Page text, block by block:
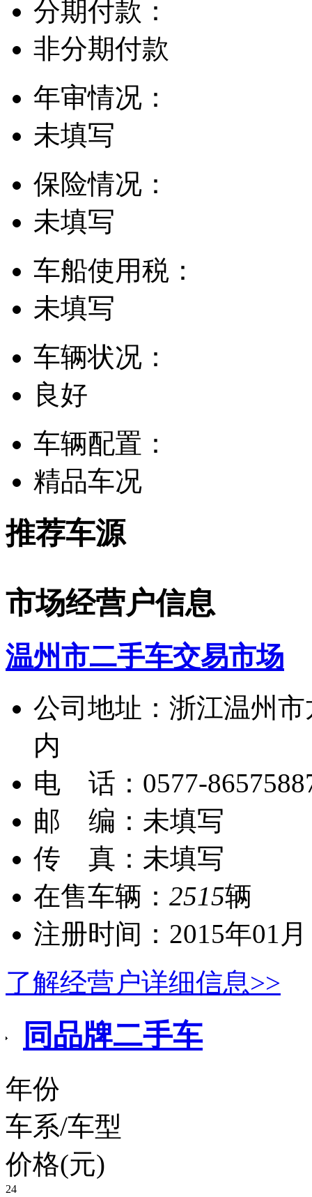
分期付款：
非分期付款
年审情况：
未填写
保险情况：
未填写
车船使用税：
未填写
车辆状况：
良好
车辆配置：
精品车况
推荐车源
市场经营户信息
温州市二手车交易市场
公司地址：浙江温州
内
电 话：0577-
邮 编：未填写
传 真：未填写
在售车辆： 2515辆
注册时间：2015年01月
了解经营户详细信息>>
同品牌二手车
年份
车系/车型
价格(元)
24